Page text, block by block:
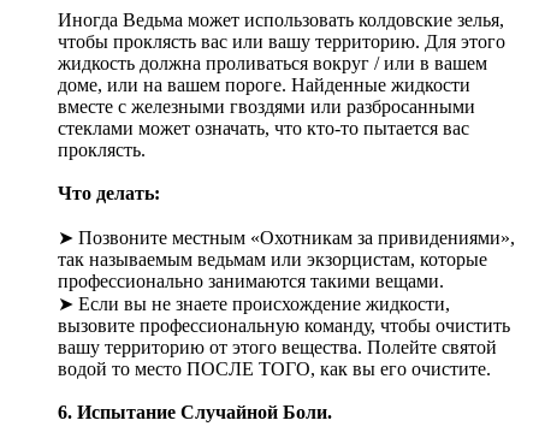
Иногда Ведьма может использовать колдовские зелья,
чтобы проклясть вас или вашу территорию. Для этого
жидкость должна проливаться вокруг / или в вашем
доме, или на вашем пороге. Найденные жидкости
вместе с железными гвоздями или разбросанными
стеклами может означать, что кто-то пытается вас
проклясть.
Что делать:
➤ Позвоните местным «Охотникам за привидениями»,
так называемым ведьмам или экзорцистам, которые
профессионально занимаются такими вещами.
➤ Если вы не знаете происхождение жидкости,
вызовите профессиональную команду, чтобы очистить
вашу территорию от этого вещества. Полейте святой
водой то место ПОСЛЕ ТОГО, как вы его очистите.
6. Испытание Случайной Боли.